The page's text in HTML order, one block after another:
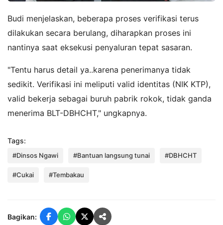
Budi menjelaskan, beberapa proses verifikasi terus
dilakukan secara berulang, diharapkan proses ini
nantinya saat eksekusi penyaluran tepat sasaran.
"Tentu harus detail ya..karena penerimanya tidak
sedikit. Verifikasi ini meliputi valid identitas (NIK KTP),
valid bekerja sebagai buruh pabrik rokok, tidak ganda
menerima BLT-DBHCHT," ungkapnya.
Tags:
#Dinsos Ngawi #Bantuan langsung tunai #DBHCHT
#Cukai #Tembakau
Bagikan: